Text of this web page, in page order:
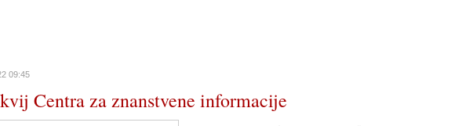
09:45
Centra za znanstvene informacije